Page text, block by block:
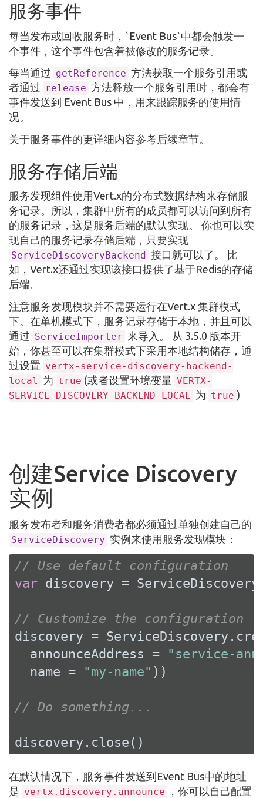
服务事件
每当发布或回收服务时，`Event Bus`中都会触发一
个事件，这个事件包含着被修改的服务记录。
每当通过 getReference 方法获取一个服务引用或
者通过 release 方法释放一个服务引用时，都会有
事件发送到 Event Bus 中，用来跟踪服务的使用情
况。
关于服务事件的更详细内容参考后续章节。
服务存储后端
服务发现组件使用Vert.x的分布式数据结构来存储服
务记录。所以，集群中所有的成员都可以访问到所有
的服务记录，这是服务后端的默认实现。 你也可以实
现自己的服务记录存储后端，只要实现
ServiceDiscoveryBackend 接口就可以了。 比
如，Vert.x还通过实现该接口提供了基于Redis的存储
后端。
注意服务发现模块并不需要运行在Vert.x 集群模式
下。在单机模式下，服务记录存储于本地，并且可以
通过 ServiceImporter 来导入。 从 3.5.0 版本开
始，你甚至可以在集群模式下采用本地结构储存，通
过设置 vertx-service-discovery-backend-
local
为 true (或者设置环境变量 VERTX-
SERVICE-DISCOVERY-BACKEND-LOCAL
为 true )
创建Service Discovery
实例
服务发布者和服务消费者都必须通过单独创建自己的
ServiceDiscovery 实例来使用服务发现模块：
// Use default configuration
var discovery =
// Customize the configuration
discovery =
  announceAddress =
"service-
  name =
"my-name" ))
// Do something...
discovery.close()
在默认情况下，服务事件发送到Event Bus中的地址
是 vertx.discovery.announce
，你可以自己配置